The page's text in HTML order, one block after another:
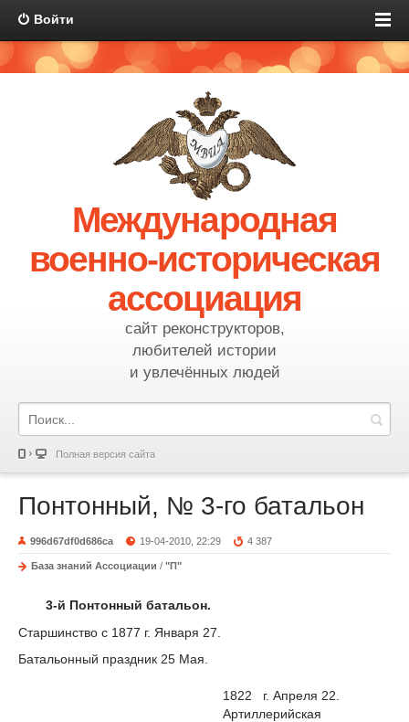
Войти
Международная
военно-историческая
ассоциация
сайт реконструкторов,
любителей истории
и увлечённых людей
Полная версия сайта
Понтонный, № 3-го батальон
996d67df0d686ca 19-04-2010, 22:29 4 387
База знаний Ассоциации / "П"
3-й Понтонный батальон.
Старшинство с 1877 г. Января 27.
Батальонный праздник 25 Мая.
1822 г. Апреля 22.
Артиллерийская